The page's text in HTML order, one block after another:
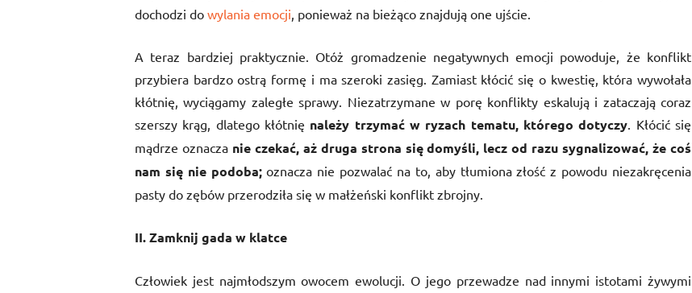
dochodzi do wylania emocji, ponieważ na bieżąco znajdują one ujście.
A teraz bardziej praktycznie. Otóż gromadzenie negatywnych emocji powoduje, że konflikt
przybiera bardzo ostrą formę i ma szeroki zasięg. Zamiast kłócić się o kwestię, która wywołała
kłótnię, wyciągamy zaległe sprawy. Niezatrzymane w porę konflikty eskalują i zataczają coraz
szerszy krąg, dlatego kłótnię należy trzymaćw ryzach tematu, którego dotyczy. Kłócić się
mądrze oznacza nie czekać, aż druga strona się domyśli, lecz od razu sygnalizować, że coś
nam się nie podoba;oznacza nie pozwalać na to, aby tłumiona złość z powodu niezakręcenia
pasty do zębów przerodziła się w małżeński konflikt zbrojny.
II. Zamknij gada w klatce
Człowiek jest najmłodszym owocem ewolucji. O jego przewadze nad innymi istotami żywymi